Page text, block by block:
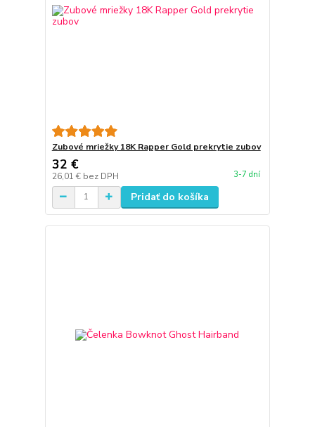
Zubové mriežky 18K Rapper Gold prekrytie zubov
32 €
26,01 € bez DPH 3-7 dní
Pridať do košíka